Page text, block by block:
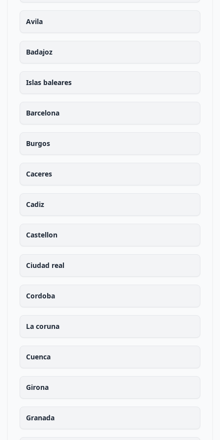
Avila
Badajoz
Islas baleares
Barcelona
Burgos
Caceres
Cadiz
Castellon
Ciudad real
Cordoba
La coruna
Cuenca
Girona
Granada